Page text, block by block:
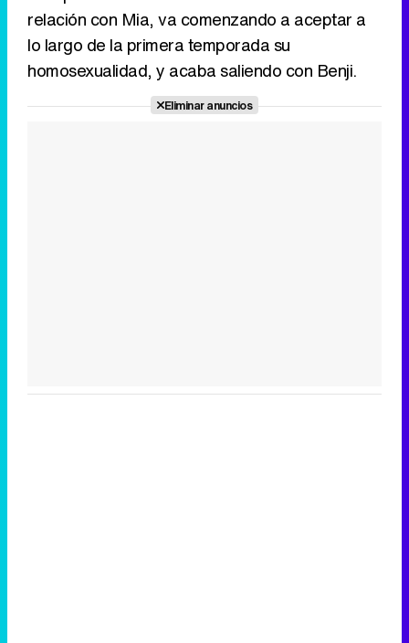
relación con Mia, va comenzando a aceptar a
lo largo de la primera temporada su
homosexualidad, y acaba saliendo con Benji.
Eliminar anuncios